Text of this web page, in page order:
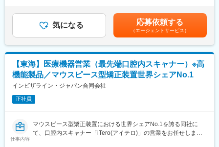
ど積極的なキャリア構築が可能です。
変更の範囲：会社の定める業務
い。
■就業環境：年間を通しての残業時間は平均して30～40時間とな
っており、夜間の対応につきましては月1, 2回のペースです。一次
対応はコールセンターが行い、現場での対応が必要な場合のみ、
夜間出勤をします。夜間・休日の出勤はスキルを備えられたこと
が確認できたのちに入ることになりますので、新人の内から対応
を求められることはありません。
■サポート体制：不明な点は本部アプリケーションエンジニアおよ
びテクニカルサポートエンジニアがいるため、最初は専門的な知
呼び出し手当、待機手当、時間外出勤手当などはしっかり完備さ
れております。
までも目安の金額であり、選考を通じて上下する可能性がありま
す。賃金はあくまでも目安の金額であり、選考を通じて上下する
可能性があります。月給(月額)は固定手当を含めた表記です。
気になる 応募依頼する
（エージェントサービス）
【東海】医療機器営業（最先端口腔内スキャナー）※高
機能製品／マウスピース型矯正装置世界シェアNo.1
インビザライン・ジャパン合同会社
正社員
仕事内容
マウスピース型矯正装置における世界シェアNo.1を誇る同社に
て、口腔内スキャナー「iTero(アイテロ)」の営業をお任せしま